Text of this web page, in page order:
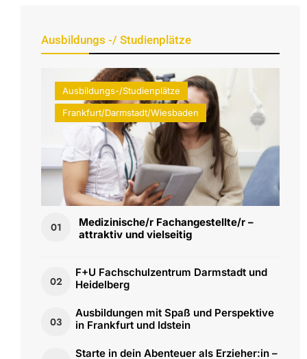
Ausbildungs -/ Studienplätze
Ausbildungs-/Studienplätze
Frankfurt/Darmstadt/Wiesbaden
01
Medizinische/r Fachangestellte/r –
attraktiv und vielseitig
02
F+U Fachschulzentrum Darmstadt und
Heidelberg
03
Ausbildungen mit Spaß und Perspektive
in Frankfurt und Idstein
Starte in dein Abenteuer als Erzieher:in –